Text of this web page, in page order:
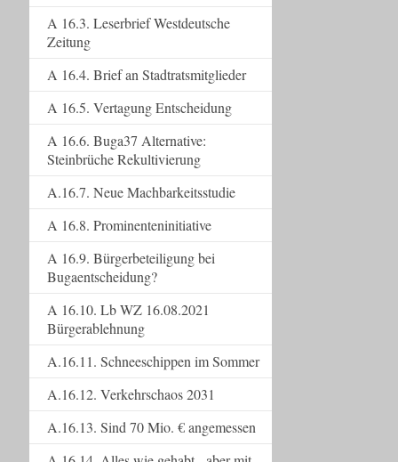
A 16.3. Leserbrief Westdeutsche
Zeitung
A 16.4. Brief an Stadtratsmitglieder
A 16.5. Vertagung Entscheidung
A 16.6. Buga37 Alternative:
Steinbrüche Rekultivierung
A.16.7. Neue Machbarkeitsstudie
A 16.8. Prominenteninitiative
A 16.9. Bürgerbeteiligung bei
Bugaentscheidung?
A 16.10. Lb WZ 16.08.2021
Bürgerablehnung
A.16.11. Schneeschippen im Sommer
A.16.12. Verkehrschaos 2031
A.16.13. Sind 70 Mio. € angemessen